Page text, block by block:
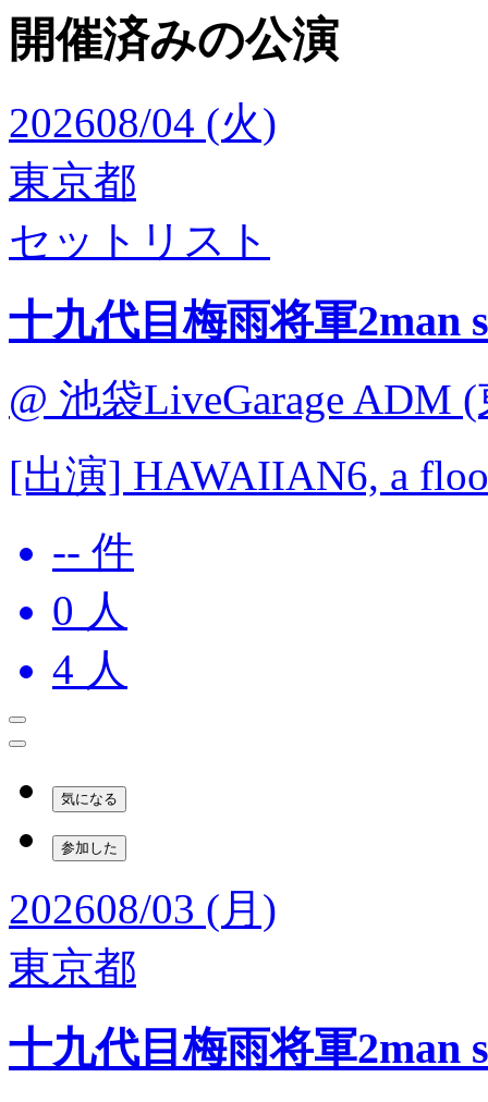
開催済みの公演
202608/04 (火)
東京都
セットリスト
十九代目梅雨将軍2man
@ 池袋LiveGarage ADM
[出演] HAWAIIAN6, a
-- 件
0 人
4 人
気になる
参加した
202608/03 (月)
東京都
十九代目梅雨将軍2man